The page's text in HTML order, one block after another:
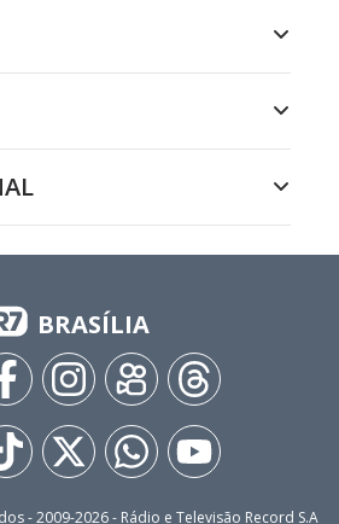
BRASÍLIA
- 2009-2026- Rádio e Televisão Record S.A